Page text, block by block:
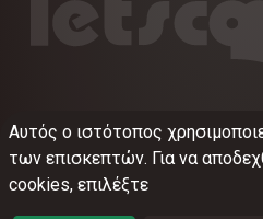
©2012-2026 LETSCOOK.GR
021375326001
Όροι χρήσης•Πολιτική
Αυτός ο ιστότοπος
των επισκεπτών. Για να
cookies, επιλέξτε